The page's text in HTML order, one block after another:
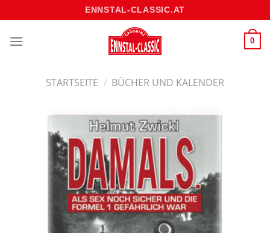
to
content
ENNSTAL-CLASSIC.AT
0
STARTSEITE / BÜCHER UND KALENDER